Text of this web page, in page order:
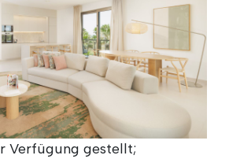
Verfügung gestellt;